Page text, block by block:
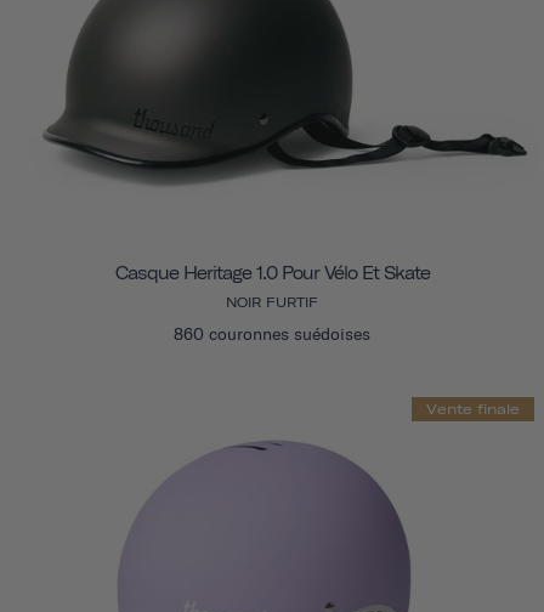
Casque Heritage 1.0 Pour Vélo Et Skate
NOIR FURTIF
860 couronnes suédoises
Vente finale